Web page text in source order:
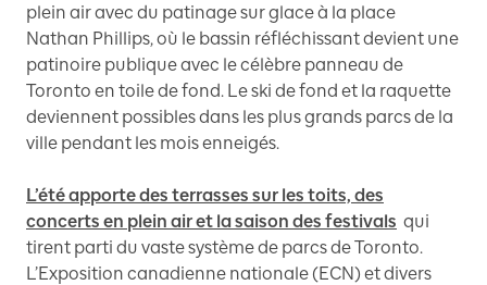
plein air avec du patinage sur glace à la place
Nathan Phillips, où le bassin réfléchissant devient une
patinoire publique avec le célèbre panneau de
Toronto en toile de fond. Le ski de fond et la raquette
deviennent possibles dans les plus grands parcs de la
ville pendant les mois enneigés.
L’été apporte des terrasses sur les toits, des
concerts en plein air et la saison des festivals qui
tirent parti du vaste système de parcs de Toronto.
L’Exposition canadienne nationale (ECN) et divers